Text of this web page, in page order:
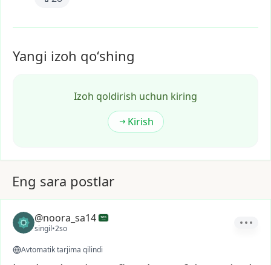
Yangi izoh qoʻshing
Izoh qoldirish uchun kiring
Kirish
Eng sara postlar
@noora_sa14
singil•2so
Avtomatik tarjima qilindi